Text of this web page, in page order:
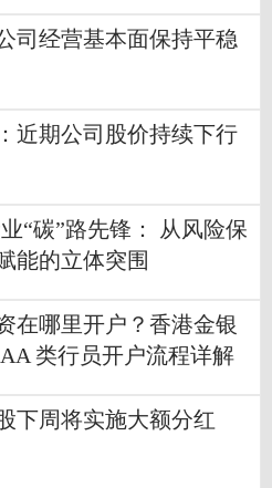
司经营基本面保持平稳
近期公司股价持续下行
“碳”路先锋： 从风险保
能的立体突围
在哪里开户？香港金银
类行员开户流程详解
下周将实施大额分红